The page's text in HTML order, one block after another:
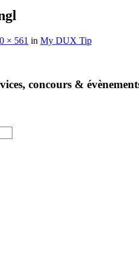
× 561 in My DUX Tip
concours &